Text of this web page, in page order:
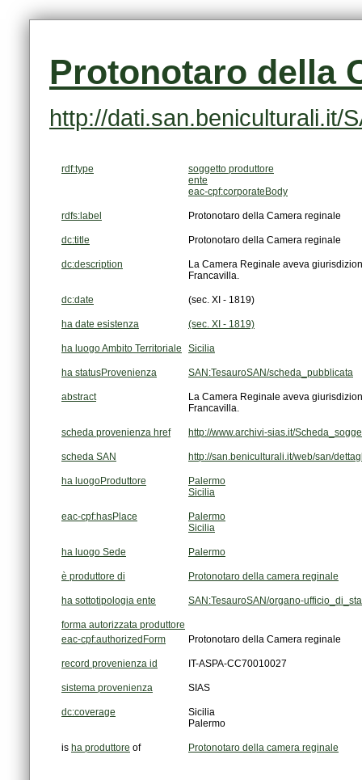
Protonotaro della
http://dati.san.beniculturali.it/
rdf:type
soggetto produttore
ente
eac-cpf:corporateBody
rdfs:label Protonotaro della Camera reginale
dc:title Protonotaro della Camera reginale
dc:description
Francavilla.
dc:date (sec. XI - 1819)
ha date esistenza (sec. XI - 1819)
ha luogo Ambito Territoriale Sicilia
ha statusProvenienza SAN:TesauroSAN/scheda_pubblicata
abstract
Francavilla.
scheda provenienza href http://www.archivi-sias.it/
scheda SAN http://san.beniculturali.it/web/san/
ha luogoProduttore
Palermo
Sicilia
eac-cpf:hasPlace
Palermo
Sicilia
ha luogo Sede Palermo
è produttore di Protonotaro della camera reginale
ha sottotipologia ente SAN:TesauroSAN/organo-
forma autorizzata produttore
eac-cpf:authorizedForm
Protonotaro della Camera reginale
record provenienza id IT-ASPA-CC70010027
sistema provenienza SIAS
dc:coverage
Sicilia
Palermo
is ha produttore of Protonotaro della camera reginale